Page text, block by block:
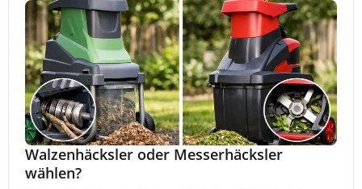
Walzenhäcksler oder Messerhäcksler
wählen?